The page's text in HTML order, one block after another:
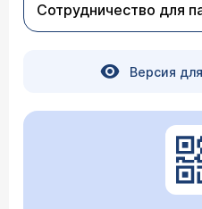
Сотрудничество для
Версия